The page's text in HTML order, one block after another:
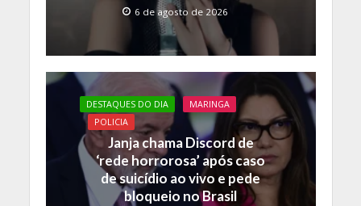
6 de agosto de 2026
DESTAQUES DO DIA
MARINGA
POLICIA
Janja chama Discord de
‘rede horrorosa’ após caso
de suicídio ao vivo e pede
bloqueio no Brasil